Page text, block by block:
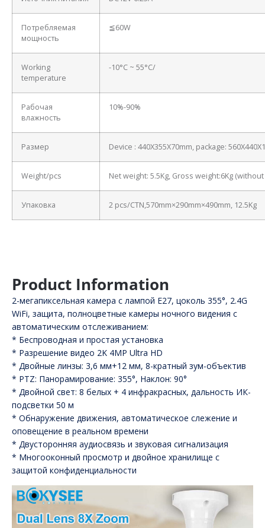
Потребляемая
мощность
≦60W
Working
temperature
-10°C ~ 55°C/
Рабочая
влажность
10%-90%
Размер Device : 440X355X70mm, package:
Weight/pcs Net weight: 5.5Kg, Gross weight:6Kg (without
Упаковка 2 pcs/CTN,570mm×290mm×490mm, 12.5Kg
Product Information
2-мегапиксельная камера с лампой E27, цоколь 355°, 2.4G
WiFi, защита, полноцветные камеры ночного видения с
автоматическим отслеживанием:
* Беспроводная и простая установка
* Разрешение видео 2K 4MP Ultra HD
* Двойные линзы: 3,6 мм+12 мм, 8-кратный зум-объектив
* PTZ: Панорамирование: 355°, Наклон: 90°
* Двойной свет: 8 белых + 4 инфракрасных, дальность ИК-
подсветки 50 м
* Обнаружение движения, автоматическое слежение и
оповещение в реальном времени
* Двусторонняя аудиосвязь и звуковая сигнализация
* Многооконный просмотр и двойное хранилище с
защитой конфиденциальности